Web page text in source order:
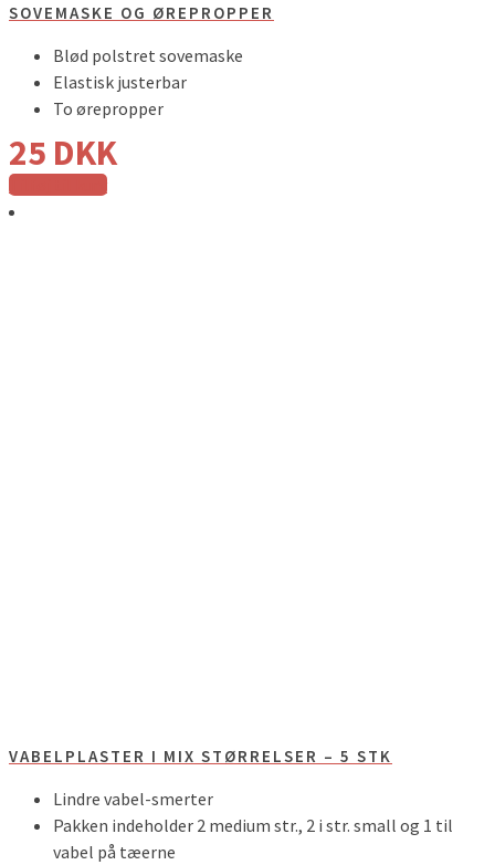
SOVEMASKE OG ØREPROPPER
Blød polstret sovemaske
Elastisk justerbar
To ørepropper
25 DKK
Tilføj til kurv
VABELPLASTER I MIX STØRRELSER – 5 STK
Lindre vabel-smerter
Pakken indeholder 2 medium str., 2 i str. small og 1 til
vabel på tæerne